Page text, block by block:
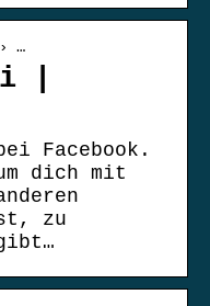
…
|
Facebook.
dich mit
zu